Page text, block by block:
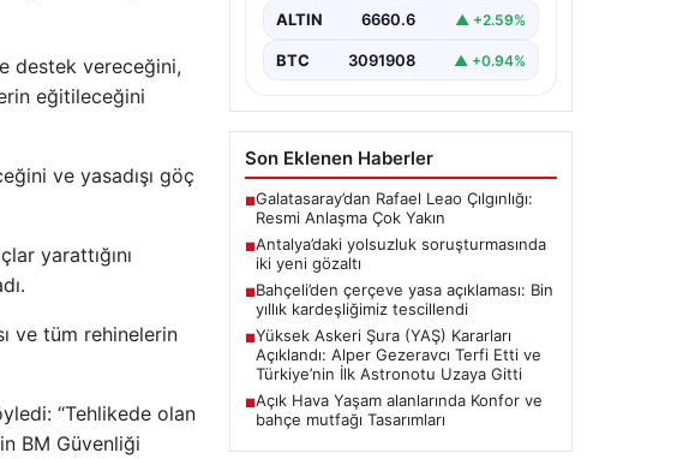
destek vereceğini,
eğitileceğini
ve yasadışı göç
yarattığını
ve tüm rehinelerin
“Tehlikede olan
BM Güvenliği
ALTIN 6660.6 ▲ +2.59%
BTC 3091908 ▲ +0.94%
Son Eklenen Haberler
■Galatasaray’dan Rafael Leao Çılgınlığı:
Resmi Anlaşma Çok Yakın
■Antalya’daki yolsuzluk soruşturmasında
iki yeni gözaltı
■Bahçeli’den çerçeve yasa açıklaması: Bin
yıllık kardeşliğimiz tescillendi
■Yüksek Askeri Şura (YAŞ) Kararları
Açıklandı: Alper Gezeravcı Terfi Etti ve
Türkiye’nin İlk Astronotu Uzaya Gitti
■Açık Hava Yaşam alanlarında Konfor ve
bahçe mutfağı Tasarımları